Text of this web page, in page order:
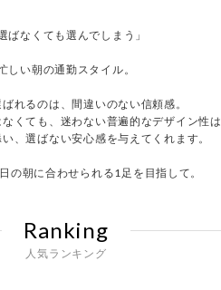
選ばなくても選んでしまう」
しい朝の通勤スタイル。
れるのは、間違いのない信頼感。
くても、迷わない普遍的なデザイン性は
、選ばない安心感を与えてくれます。
の朝に合わせられる1足を目指して。
Ranking
人気ランキング